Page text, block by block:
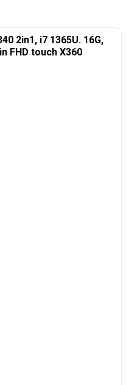
Phát đều được bao ra
2in1, i7 1365U. 16G,
FHD touch X360